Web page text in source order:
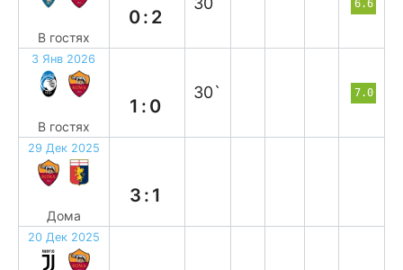
В гостях
0:2
6.6
3 Янв 2026
В гостях
1:0
30` 7.0
29 Дек 2025
Дома
3:1
20 Дек 2025